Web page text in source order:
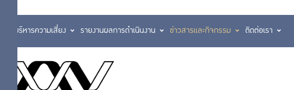
การบริหารความเสี่ยง รายงานผลการดำเนินงาน ข่าวสารและกิจกรรม ติดต่อเรา
และ ประชาสัมพันธ์